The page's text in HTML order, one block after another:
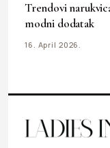
Trendovi
modni dodatak
16. April 2026.